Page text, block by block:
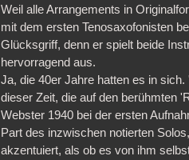
Weil alle Arrangements in
mit dem ersten Tenosaxofonisten
Glücksgriff, denn er spielt beide
hervorragend aus.
Ja, die 40er Jahre hatten es in
dieser Zeit, die auf den berühmten
Webster 1940 bei der ersten
Part des inzwischen notierten
akzentuiert, als ob es von ihm